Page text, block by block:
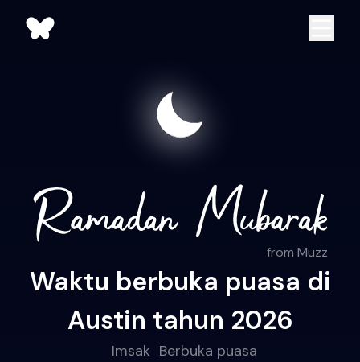
from Muzz
Waktu berbuka puasa di
Austin tahun 2026
Imsak Berbuka puasa